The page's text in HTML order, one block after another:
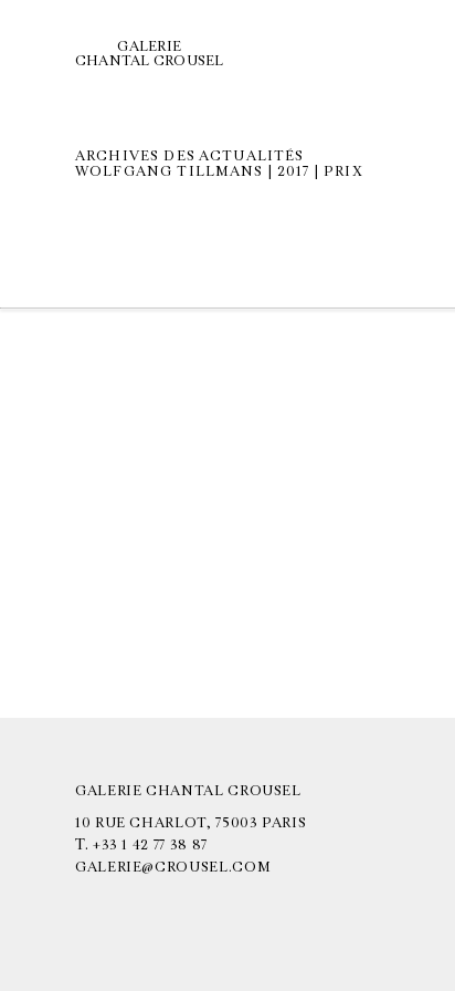
GALERIE
CHANTAL CROUSEL
ARCHIVES DES ACTUALITÉS
WOLFGANG TILLMANS | 2017 | PRIX
GALERIE CHANTAL CROUSEL
10 RUE CHARLOT, 75003 PARIS
T. +33 1 42 77 38 87
GALERIE@CROUSEL.COM